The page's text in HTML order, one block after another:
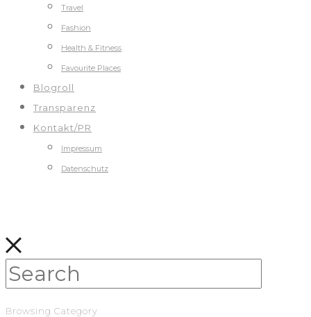
Travel
Fashion
Health & Fitness
Favourite Places
Blogroll
Transparenz
Kontakt/PR
Impressum
Datenschutz
Browsing Category